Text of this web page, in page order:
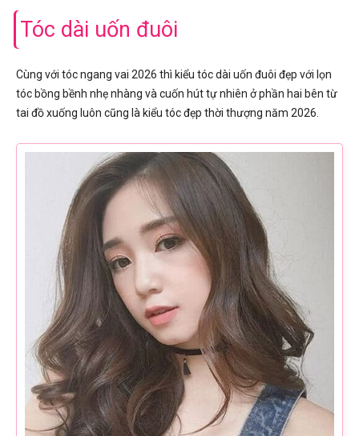
Tóc dài uốn đuôi
Cùng với tóc ngang vai 2026 thì kiểu tóc dài uốn đuôi đẹp với lọn
tóc bồng bềnh nhẹ nhàng và cuốn hút tự nhiên ở phần hai bên từ
tai đồ xuống luôn cũng là kiểu tóc đẹp thời thượng năm 2026.